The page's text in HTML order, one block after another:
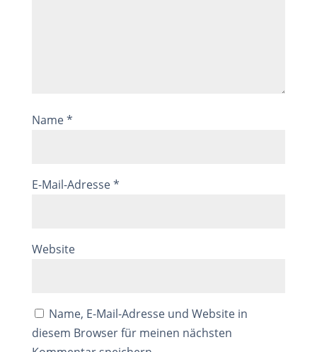
Name*
E-Mail-Adresse*
Website
Name, E-Mail-Adresse und Website in
diesem Browser für meinen nächsten